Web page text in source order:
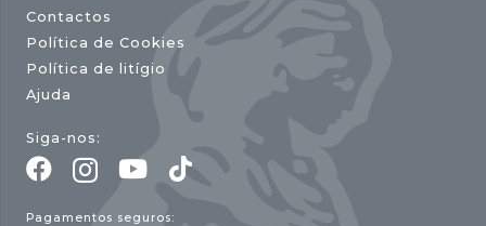
Contactos
Política de Cookies
Política de litígio
Ajuda
Siga-nos:
Pagamentos seguros: